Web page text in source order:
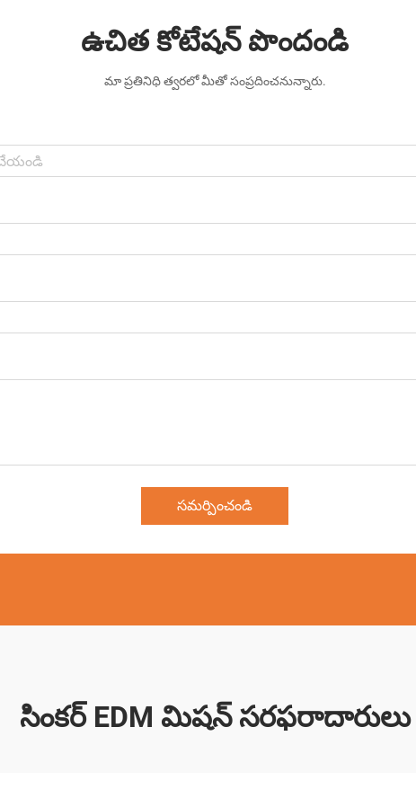
ఉచిత కోటేషన్ పొందండి
మా ప్రతినిధి త్వరలో మీతో సంప్రదించనున్నారు.
సమర్పించండి
సింకర్ EDM మిషన్ సరఫరాదారులు